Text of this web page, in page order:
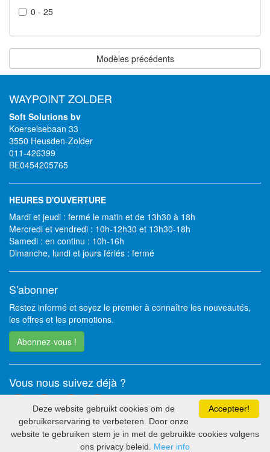
0 - 25
Modèles précédents
WAYPOINT ZOLDER
Soft Solutions bv
Koerselsebaan 33
3550 Heusden-Zolder
011-426399
BE0454205765
HEURES D'OUVERTURE
Mardi et jeudi : fermé le matin et de 13h30 à 18h
Mercredi et vendredi : 10h-12h30 et 13h30-18h
Samedi : en continu : 10h-16h
Dimanche, lundi et jours fériés : fermé
S'abonner
Restez informé et soyez le premier à connaître les nouveautés,
les offres et les promotions.
Abonnez-vous !
Vous nous suivez déjà ?
2026 - Soft Solutions bv
Accepteer!
Deze website gebruikt cookies om de
gebruikerservaring te verbeteren. Door onze
website te gebruiken stem je in met de gebruikte cookies volgens
ons privacy beleid. Meer info